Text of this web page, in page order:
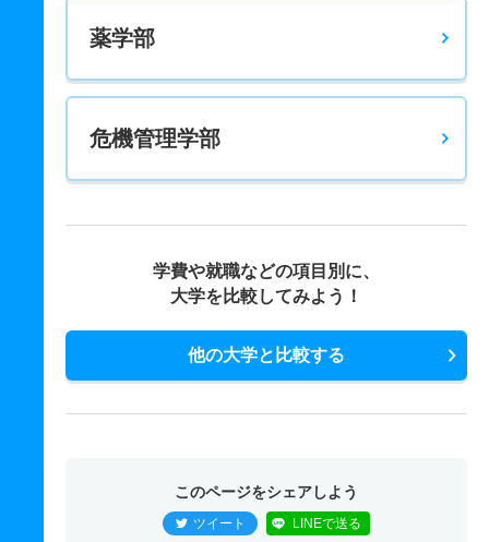
薬学部
危機管理学部
学費や就職などの項目別に、
大学を比較してみよう！
他の大学と比較する
このページをシェアしよう
ツイート LINEで送る